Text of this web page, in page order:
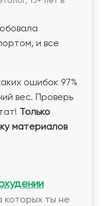
и все
ошибок 97%
вес. Проверь
Только
материалов
которых ты не